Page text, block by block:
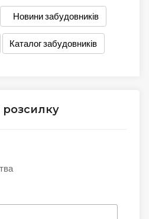
Новини забудовників
Каталог забудовників
розсилку